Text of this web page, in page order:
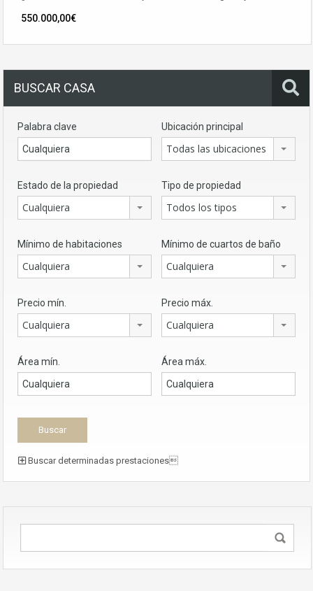
550.000,00€
BUSCAR CASA
Palabra clave Ubicación principal
Todas las ubicaciones
Estado de la propiedad
Cualquiera
Tipo de propiedad
Todos los tipos
Mínimo de habitaciones
Cualquiera
Mínimo de cuartos de baño
Cualquiera
Precio mín.
Cualquiera
Precio máx.
Cualquiera
Área mín. Área máx.
Buscar determinadas prestaciones